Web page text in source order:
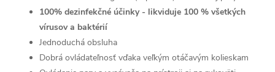
100% dezinfekčné účinky - likviduje 100 % všetkých
vírusov a baktérií
Jednoduchá obsluha
Dobrá ovládateľnosť vďaka veľkým otáčavým kolieskam